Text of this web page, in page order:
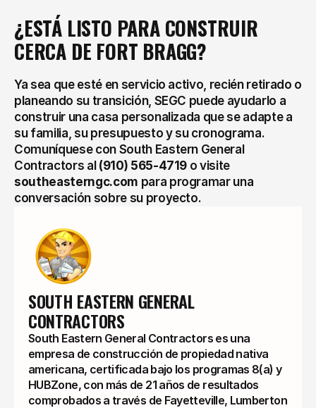
¿ESTÁ LISTO PARA CONSTRUIR
CERCA DE FORT BRAGG?
Ya sea que esté en servicio activo, recién retirado o
planeando su transición, SEGC puede ayudarlo a
construir una casa personalizada que se adapte a
su familia, su presupuesto y su cronograma.
Comuníquese con South Eastern General
Contractors al (910) 565-4719
southeasterngc.com para programar una
conversación sobre su proyecto.
SOUTH EASTERN GENERAL
CONTRACTORS
South Eastern General Contractors es una
empresa de construcción de propiedad nativa
americana, certificada bajo los programas 8(a) y
HUBZone, con más de 21 años de resultados
comprobados a través de Fayetteville, Lumberton